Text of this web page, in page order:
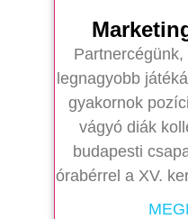
legnagyobb
gyakornok
vágyó diák
budapesti
órabérrel a XV.